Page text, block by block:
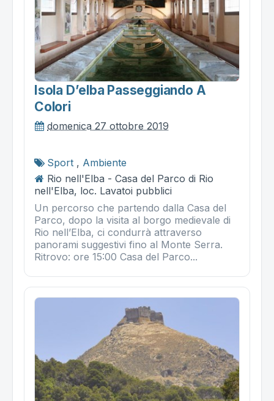
Isola D’elba Passeggiando A
Colori
domenica 27 ottobre 2019
Sport , Ambiente
Rio nell'Elba - Casa del Parco di Rio
nell'Elba, loc. Lavatoi pubblici
Un percorso che partendo dalla Casa del
Parco, dopo la visita al borgo medievale di
Rio nell’Elba, ci condurrà attraverso
panorami suggestivi fino al Monte Serra.
Ritrovo: ore 15:00 Casa del Parco...